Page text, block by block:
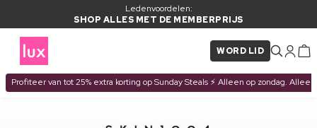
Ledenvoordelen:
SHOP ALLES MET DE MEMBERPRIJS
WORD LID
Profiteer van tot 25% extra korting op Sunday Steals ⚡ Alleen op zondag.